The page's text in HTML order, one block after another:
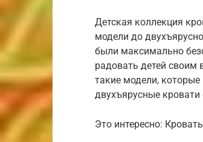
Детская коллекция
модели до
были максимально
радовать детей
такие модели,
двухъярусные
Это интересно: